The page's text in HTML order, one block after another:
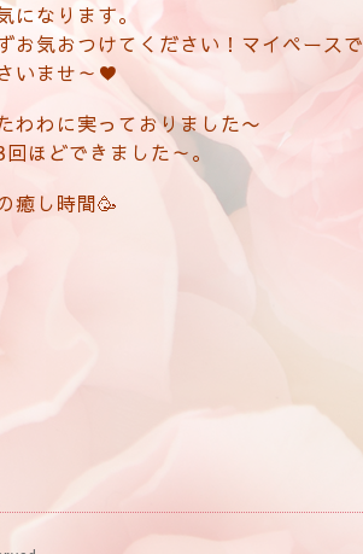
になります。
お気おつけてください！マイペース
いませ～♥
わわに実っておりました〜
ほどできました～。
癒し時間🥳